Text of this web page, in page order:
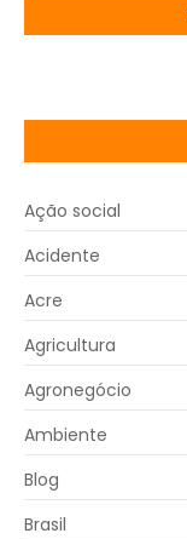
Ação social
Acidente
Acre
Agricultura
Agronegócio
Ambiente
Blog
Brasil